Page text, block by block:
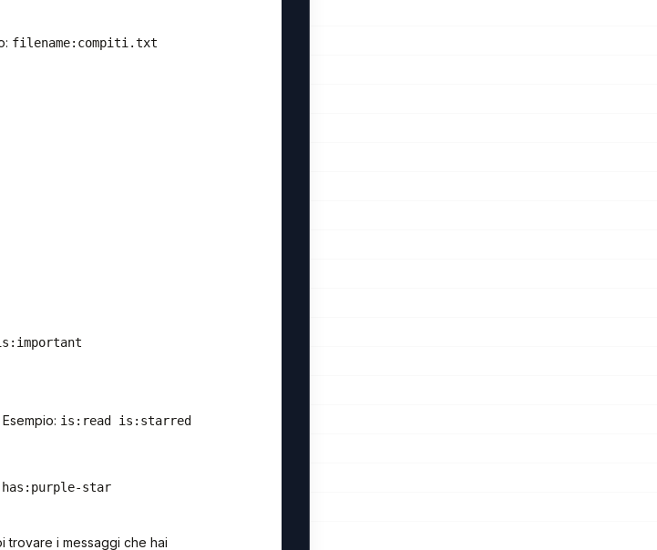
filename:compiti.txt
Esempio: is:read is:starred
has:purple-star
trovare i messaggi che hai